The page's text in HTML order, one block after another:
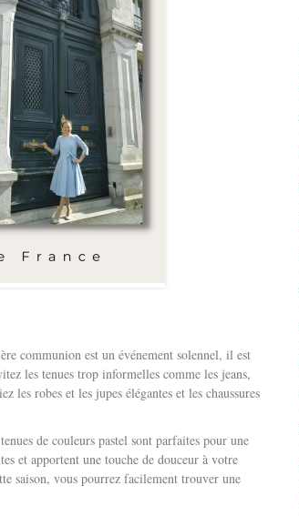
communion est un événement solennel, il est
les tenues trop informelles comme les jeans,
les robes et les jupes élégantes et les chaussures
de couleurs pastel sont parfaites pour une
et apportent une touche de douceur à votre
saison, vous pourrez facilement trouver une